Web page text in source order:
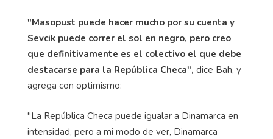
"Masopust puede hacer mucho por su cuenta y
Sevcik puede correr el sol en negro, pero creo
que definitivamente es el colectivo el que debe
destacarse para la República Checa", dice Bah, y
agrega con optimismo:
"La República Checa puede igualar a Dinamarca en
intensidad, pero a mi modo de ver, Dinamarca